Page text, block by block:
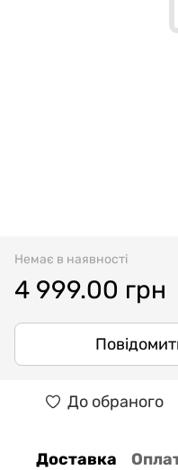
Немає в наявності
4 999.00 грн
До обраного
Доставка